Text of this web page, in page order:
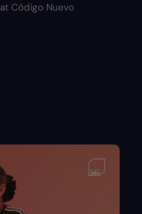
Código Nuevo